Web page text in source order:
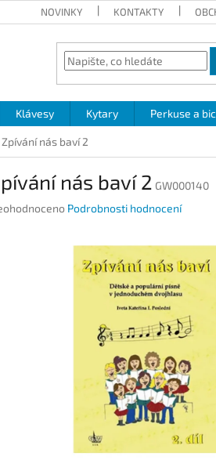
NOVINKY KONTAKTY
Klávesy Kytary Perkuse a
Zpívání nás baví 2
nás baví 2 GW000140
Podrobnosti hodnocení